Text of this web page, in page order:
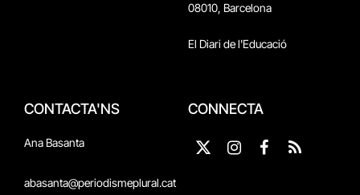
08010, Barcelona
El Diari de l'Educació
CONTACTA'NS
Ana Basanta
abasanta@periodismeplural.cat
CONNECTA
X
InstagramFacebook
RSS